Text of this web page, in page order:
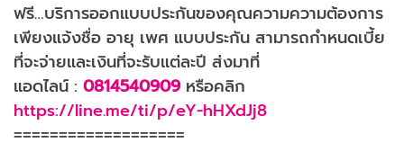
ฟรี…บริการออกแบบประกันของคุณความความต้องการ
เพียงแจ้งชื่อ อายุ เพศ แบบประกัน สามารถกำหนดเบี้ย
ที่จะจ่ายและเงินที่จะรับแต่ละปี ส่งมาที่
แอดไลน์ : 0814540909หรือคลิก
https://line.me/ti/p/eY-hHXdJj8
===================